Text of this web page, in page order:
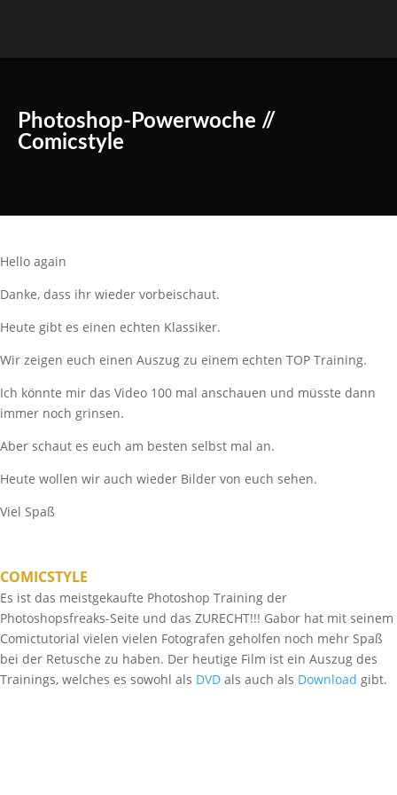
Photoshop-Powerwoche //
Comicstyle
Hello again
Danke, dass ihr wieder vorbeischaut.
Heute gibt es einen echten Klassiker.
Wir zeigen euch einen Auszug zu einem echten TOP Training.
Ich könnte mir das Video 100 mal anschauen und müsste dann
immer noch grinsen.
Aber schaut es euch am besten selbst mal an.
Heute wollen wir auch wieder Bilder von euch sehen.
Viel Spaß
COMICSTYLE
Es ist das meistgekaufte Photoshop Training der
Photoshopsfreaks-Seite und das ZURECHT!!! Gabor hat mit seinem
Comictutorial vielen vielen Fotografen geholfen noch mehr Spaß
bei der Retusche zu haben. Der heutige Film ist ein Auszug des
Trainings, welches es sowohl als DVD als auch als Download gibt.